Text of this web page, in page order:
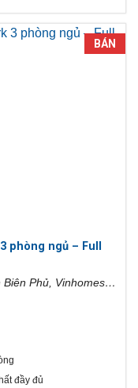
BÁN
phòng ngủ – Full
Phủ, Vinhomes
đầy đủ